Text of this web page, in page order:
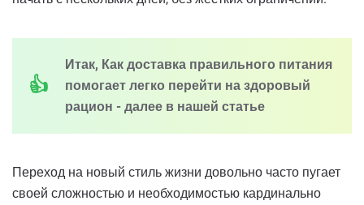
Итак, Как доставка правильного питания
помогает легко перейти на здоровый
рацион - далее в нашей статье
Переход на новый стиль жизни довольно часто пугает
своей сложностью и необходимостью кардинально